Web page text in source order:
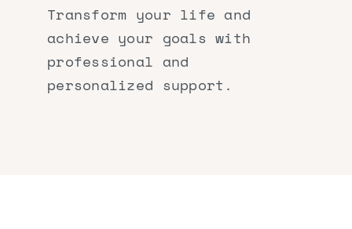
Transform your life and
achieve your goals with
professional and
personalized support.